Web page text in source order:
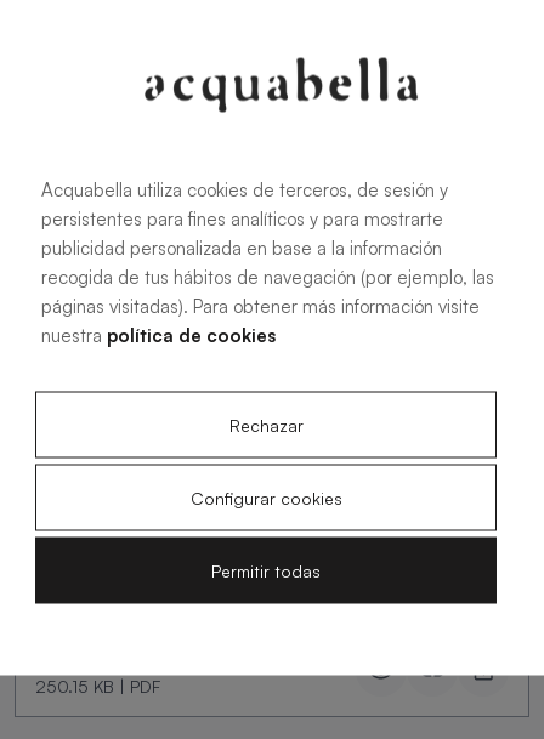
PDF
Installationshandbuch für Akron®
Duschwannen
4.15 MB|PDF
Technische Zeichnungen Acqua
250.15 KB | PDF
Acquabella utiliza cookies de terceros, de sesión y
persistentes para fines analíticos y para mostrarte
publicidad personalizada en base a la información
recogida de tus hábitos de navegación (por ejemplo, las
páginas visitadas). Para obtener más información visite
nuestra política de cookies
Rechazar
Configurar cookies
Permitir todas